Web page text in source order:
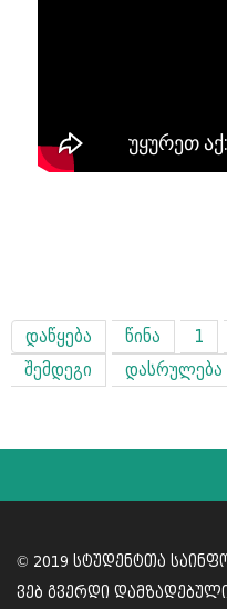
დაწყება წინა 1
შემდეგი
დასრულება
© 2019 სტუდენტთა
ვებ გვერდი